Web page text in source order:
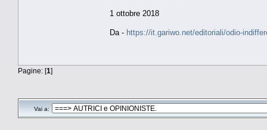
1 ottobre 2018
Da - https://it.gariwo.net/editoriali/odio-
Pagine: [1]
Vai a: